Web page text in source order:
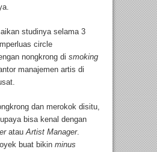
studinya selama 3
circle
nongkrong di smoking
manajemen artis di
dan merokok disitu,
bisa kenal dengan
atauArtist Manager.
buat bikin minus